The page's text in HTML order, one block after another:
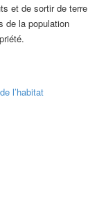
et de sortir de terre
de la population
l’habitat